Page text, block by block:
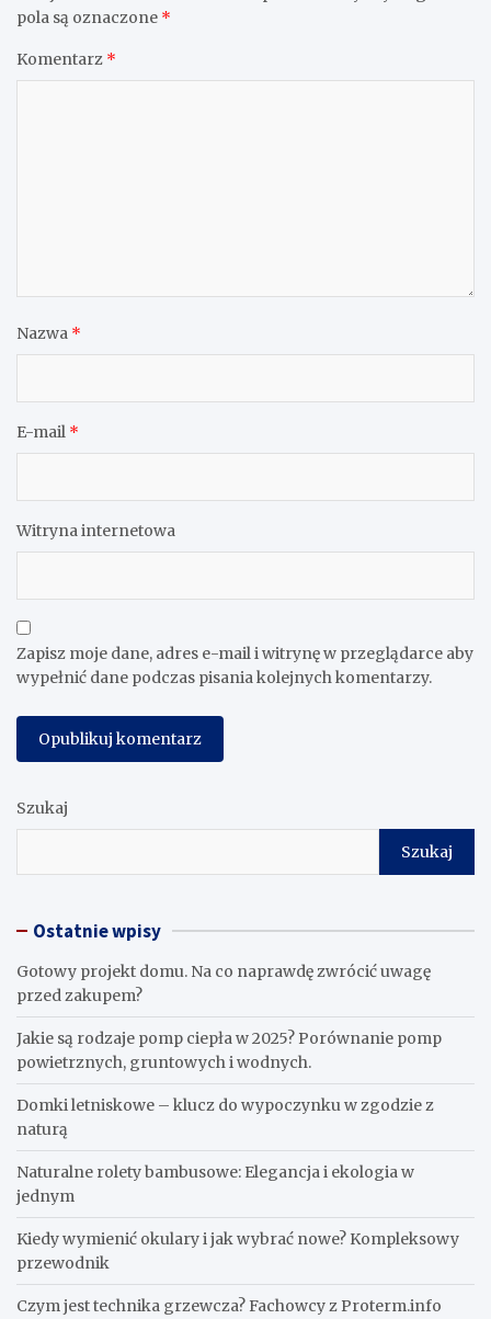
pola są oznaczone *
Komentarz *
Nazwa *
E-mail *
Witryna internetowa
Zapisz moje dane, adres e-mail i witrynę w przeglądarce aby
wypełnić dane podczas pisania kolejnych komentarzy.
Szukaj
Szukaj
Ostatnie wpisy
Gotowy projekt domu. Na co naprawdę zwrócić uwagę
przed zakupem?
Jakie są rodzaje pomp ciepła w 2025? Porównanie pomp
powietrznych, gruntowych i wodnych.
Domki letniskowe – klucz do wypoczynku w zgodzie z
naturą
Naturalne rolety bambusowe: Elegancja i ekologia w
jednym
Kiedy wymienić okulary i jak wybrać nowe? Kompleksowy
przewodnik
Czym jest technika grzewcza? Fachowcy z Proterm.info